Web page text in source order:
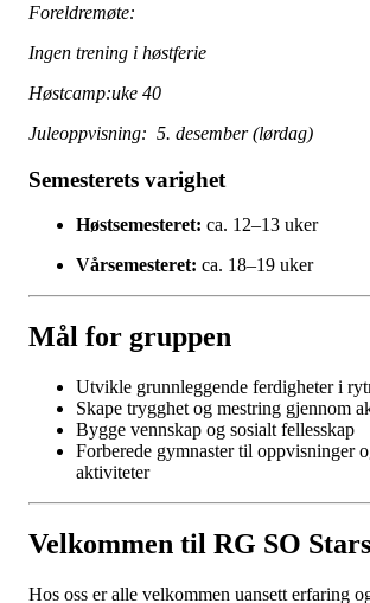
Foreldremøte:
Ingen trening i høstferie
Høstcamp:uke 40
Juleoppvisning: 5. desember (lørdag)
Semesterets varighet
Høstsemesteret: ca. 12–13 uker
Vårsemesteret: ca. 18–19 uker
Mål for gruppen
Utvikle grunnleggende ferdigheter i
Skape trygghet og mestring gjennom
Bygge vennskap og sosialt fellesskap
Forberede gymnaster til oppvisninger
aktiviteter
Velkommen til RG SO
Hos oss er alle velkommen uansett erfaring